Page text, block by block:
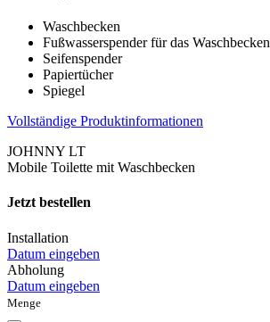
Waschbecken
Fußwasserspender für das Waschbecken
Seifenspender
Papiertücher
Spiegel
Vollständige Produktinformationen
JOHNNY LT
Mobile Toilette mit Waschbecken
Jetzt bestellen
Installation
Datum eingeben
Abholung
Datum eingeben
Menge